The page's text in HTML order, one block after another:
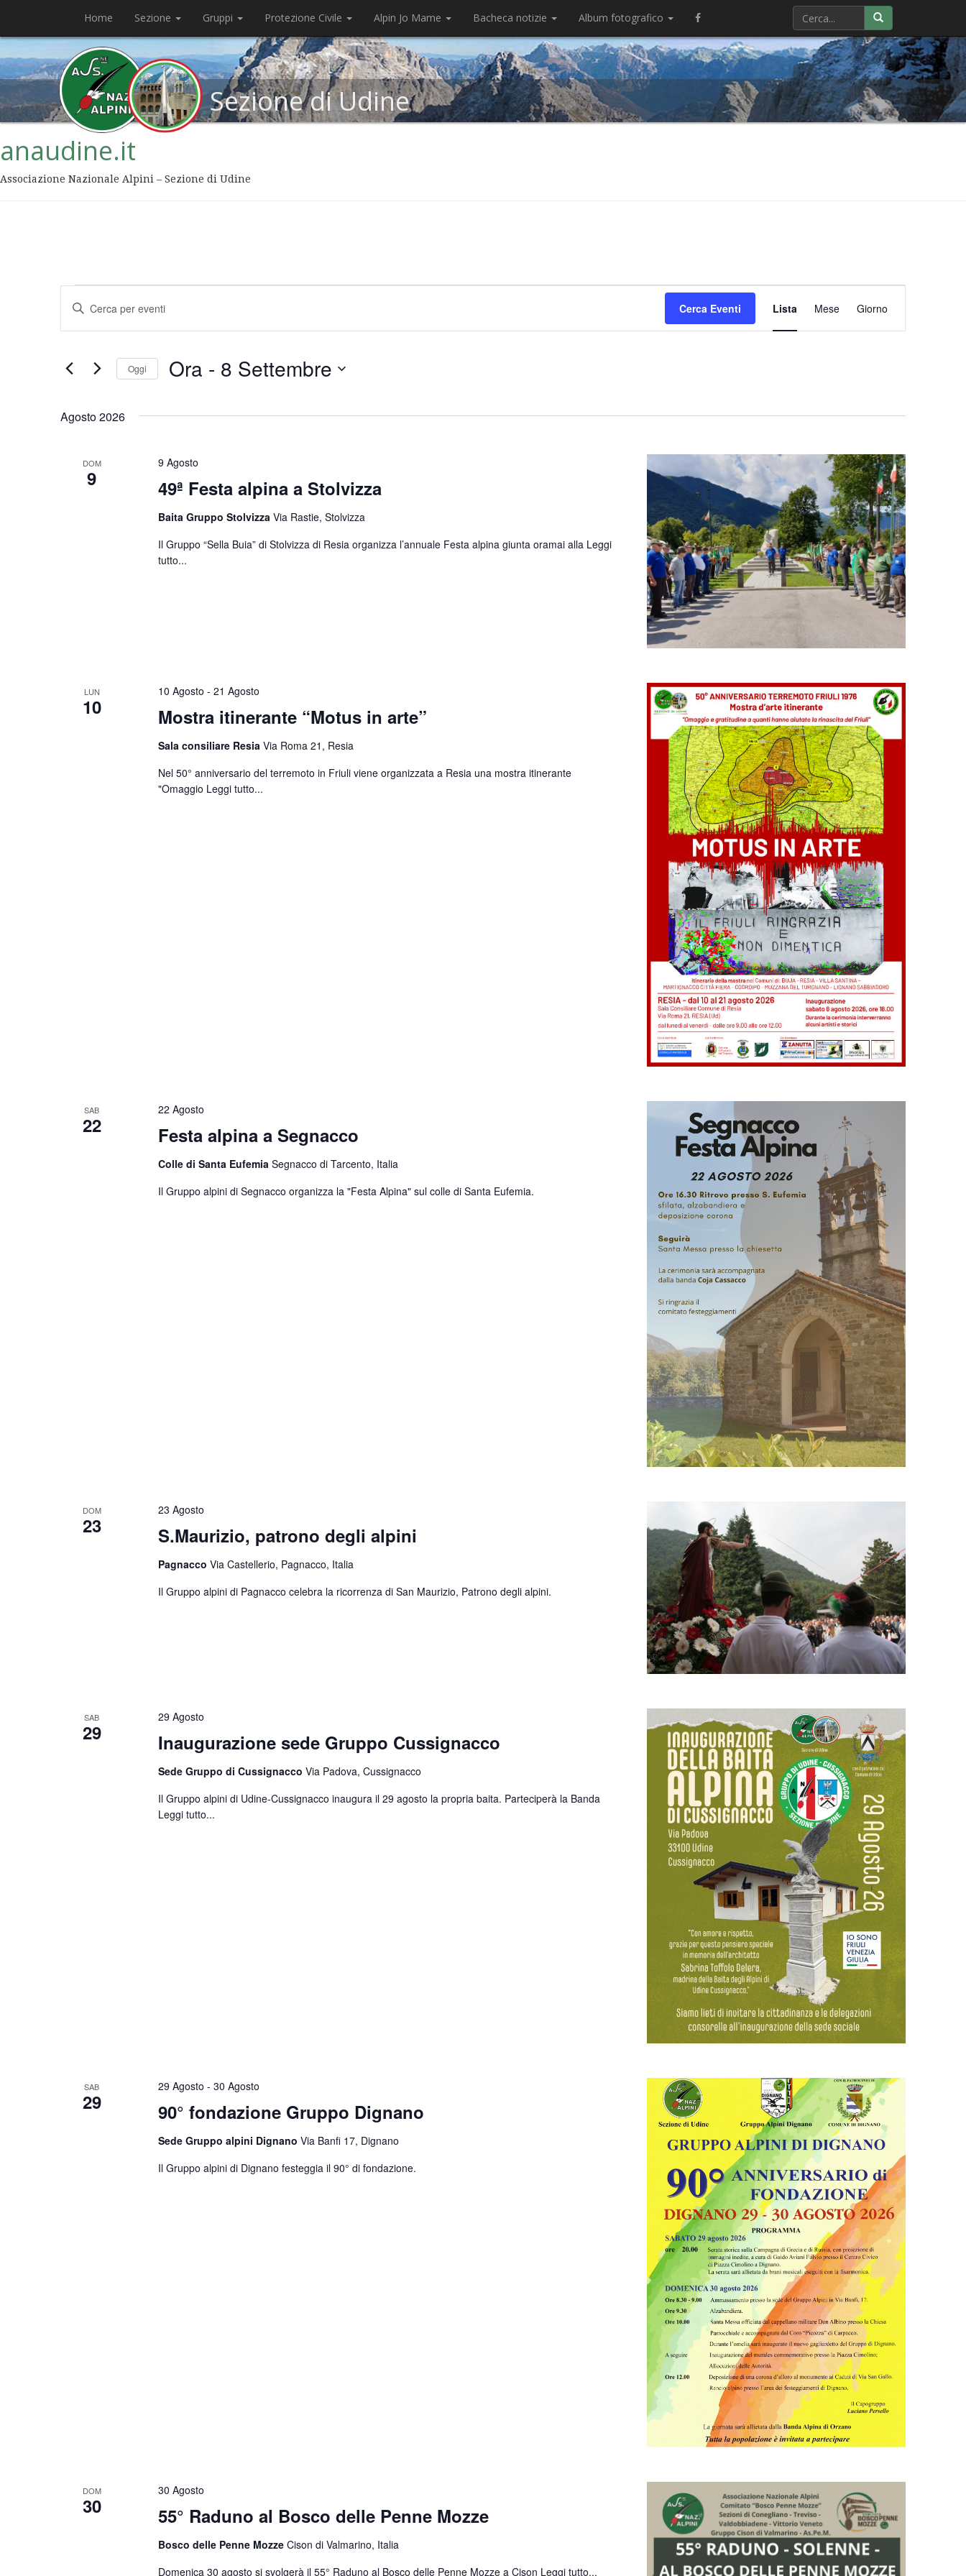
Home Sezione Gruppi Protezione Civile Alpin Jo Mame Bacheca notizie Album fotografico
Sezione di Udine
anaudine.it
Associazione Nazionale Alpini – Sezione di Udine
Eventi
Ricerca
viste
Inserisci
Parola
Chiave.
per
Cerca Eventi
Evento
Viste
Navigazione
Lista Mese Giorno
Oggi Ora - 8 Settembre
data.
Agosto 2026
DOM
9 49ª Festa alpina a Stolvizza
9 Agosto
Baita Gruppo Stolvizza Via Rastie, Stolvizza
Il Gruppo “Sella Buia” di Stolvizza di Resia organizza l’annuale Festa alpina giunta oramai alla Leggi
tutto...
LUN
10 Mostra itinerante “Motus in arte”
10 Agosto - 21 Agosto
Sala consiliare Resia Via Roma 21, Resia
Nel 50° anniversario del terremoto in Friuli viene organizzata a Resia una mostra itinerante
"Omaggio Leggi tutto...
SAB
22 Festa alpina a Segnacco
22 Agosto
Colle di Santa Eufemia Segnacco di Tarcento, Italia
Il Gruppo alpini di Segnacco organizza la "Festa Alpina" sul colle di Santa Eufemia.
DOM
23 S.Maurizio, patrono degli alpini
23 Agosto
Pagnacco Via Castellerio, Pagnacco, Italia
Il Gruppo alpini di Pagnacco celebra la ricorrenza di San Maurizio, Patrono degli alpini.
SAB
29 Inaugurazione sede Gruppo Cussignacco
29 Agosto
Sede Gruppo di Cussignacco Via Padova, Cussignacco
Il Gruppo alpini di Udine-Cussignacco inaugura il 29 agosto la propria baita. Parteciperà la Banda
Leggi tutto...
SAB
29 90° fondazione Gruppo Dignano
29 Agosto - 30 Agosto
Sede Gruppo alpini Dignano Via Banfi 17, Dignano
Il Gruppo alpini di Dignano festeggia il 90° di fondazione.
DOM
30 55° Raduno al Bosco delle Penne Mozze
30 Agosto
Bosco delle Penne Mozze Cison di Valmarino, Italia
Domenica 30 agosto si svolgerà il 55° Raduno al Bosco delle Penne Mozze a Cison Leggi tutto...